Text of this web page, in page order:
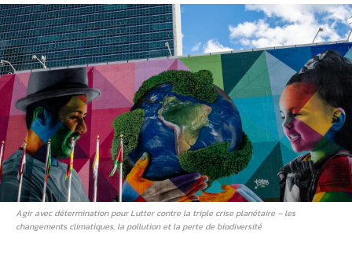
Agir avec détermination pour Lutter contre la triple crise planétaire – les
changements climatiques, la pollution et la perte de biodiversité